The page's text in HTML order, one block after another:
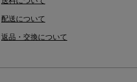
配送について
返品・交換について